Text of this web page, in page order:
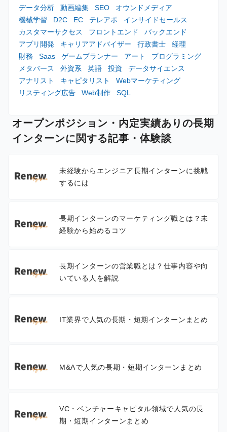
データ分析
動画編集 SEO
オウンドメディア
機械学習
D2C EC テレアポ
インサイドセールス
カスタマーサクセス
フロントエンド
バックエンド
アプリ開発
キャリアアドバイザー 行政書士
経理
財務
Saas ゲームプランナー アート
プログラミング
メタバース
外資系 英語 投資
データサイエンス
アナリスト
キャピタリスト
Webマーケティング
リスティング広告
Web制作 SQL
オープンポジション・内定実績ありの長期
インターンに関する記事・体験談
未経験からエンジニア長期インターンに挑戦
するには
長期インターンのマーケティング職とは？未
経験から始めるコツ
長期インターンの営業職とは？仕事内容や向
いている人を解説
IT業界で人気の長期・短期インターンまとめ
M&Aで人気の長期・短期インターンまとめ
VC・ベンチャーキャピタル領域で人気の長
期・短期インターンまとめ